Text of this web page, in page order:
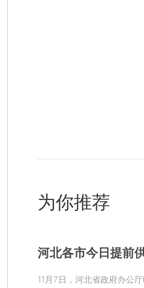
为你推荐
河北各市今日提前
11月7日，河北省政府办公